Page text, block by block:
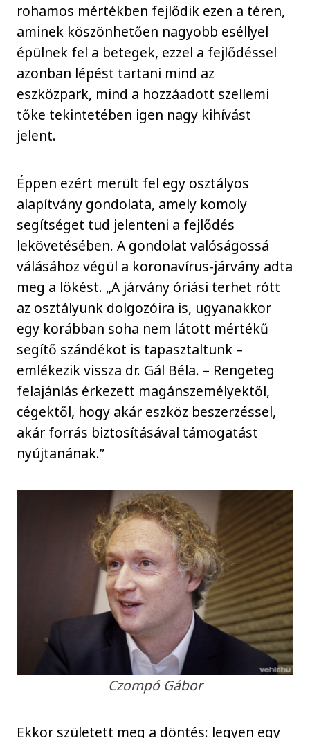
rohamos mértékben fejlődik ezen a téren,
aminek köszönhetően nagyobb eséllyel
épülnek fel a betegek, ezzel a fejlődéssel
azonban lépést tartani mind az
eszközpark, mind a hozzáadott szellemi
tőke tekintetében igen nagy kihívást
jelent.
Éppen ezért merült fel egy osztályos
alapítvány gondolata, amely komoly
segítséget tud jelenteni a fejlődés
lekövetésében. A gondolat valóságossá
válásához végül a koronavírus-járvány adta
meg a lökést. „A járvány óriási terhet rótt
az osztályunk dolgozóira is, ugyanakkor
egy korábban soha nem látott mértékű
segítő szándékot is tapasztaltunk –
emlékezik vissza dr. Gál Béla. – Rengeteg
felajánlás érkezett magánszemélyektől,
cégektől, hogy akár eszköz beszerzéssel,
akár forrás biztosításával támogatást
nyújtanának.”
Czompó Gábor
Ekkor született meg a döntés: legyen egy